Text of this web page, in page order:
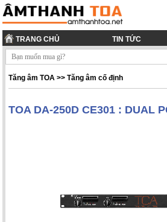
TRANG CHỦ TIN TỨC
Tăng âm TOA >>Tăng âm cố định
TOA DA-250D CE301 : DUAL